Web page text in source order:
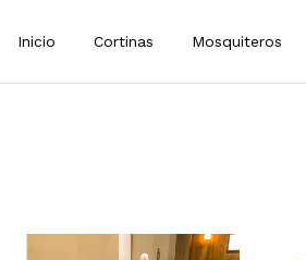
Inicio Cortinas Mosquiteros